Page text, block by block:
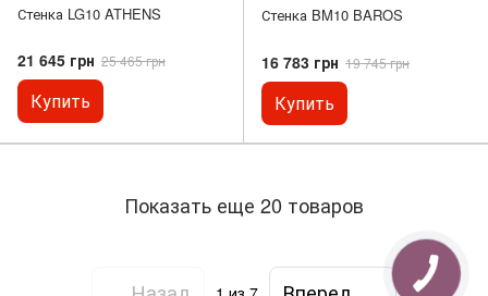
Стенка LG10 ATHENS
21 645 грн 25 465 грн
Купить
Стенка BM10 BAROS
16 783 грн 19 745 грн
Купить
Показать еще 20 товаров